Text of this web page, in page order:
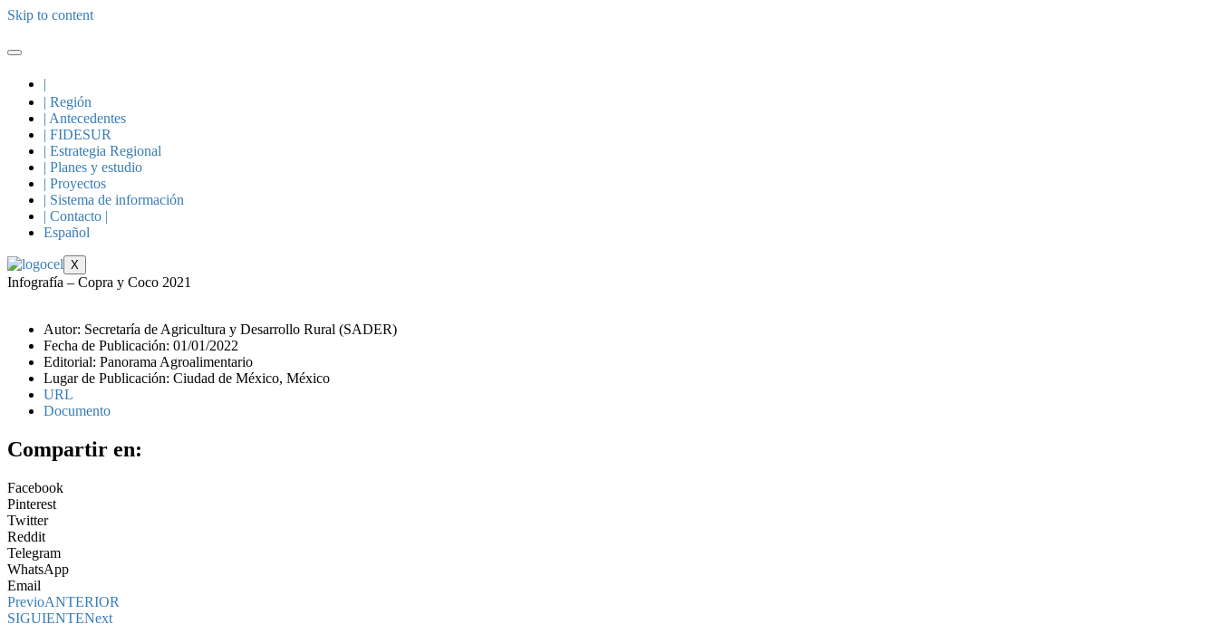
Skip to content
|
| Región
| Antecedentes
| FIDESUR
| Estrategia Regional
| Planes y estudio
| Proyectos
| Sistema de información
| Contacto |
Español
X
Infografía – Copra y Coco 2021
Autor: Secretaría de Agricultura y Desarrollo Rural (SADER)
Fecha de Publicación: 01/01/2022
Editorial: Panorama Agroalimentario
Lugar de Publicación: Ciudad de México, México
URL
Documento
Compartir en:
Facebook
Pinterest
Twitter
Reddit
Telegram
WhatsApp
Email
PrevioANTERIOR
SIGUIENTENext